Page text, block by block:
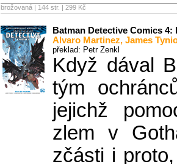
brožovaná | 144 str. | 299 Kč
Batman Detective Comics 4:
Alvaro Martinez, James
překlad: Petr Zenkl
Když dával
tým
jejichž
zlem v
zčásti i